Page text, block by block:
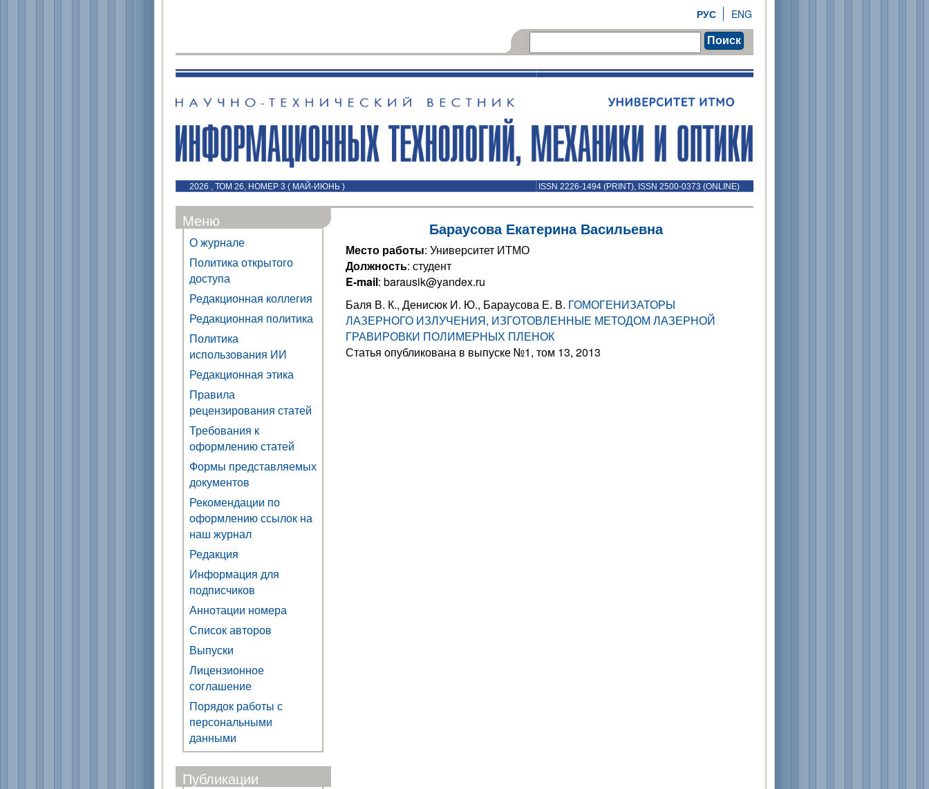
ENG
РУС
Поиск
2026 , ТОМ 26, НОМЕР 3 ( МАЙ-ИЮНЬ ) ISSN 2226-1494 (PRINT), ISSN 2500-0373 (ONLINE)
Меню
О журнале
Политика открытого
доступа
Редакционная коллегия
Редакционная политика
Политика
использования ИИ
Редакционная этика
Правила
рецензирования статей
Требования к
оформлению статей
Формы представляемых
документов
Рекомендации по
оформлению ссылок на
наш журнал
Редакция
Информация для
подписчиков
Аннотации номера
Список авторов
Выпуски
Лицензионное
соглашение
Порядок работы с
персональными
данными
Публикации
Бараусова Екатерина Васильевна
Место работы: Университет ИТМО
Должность: студент
E-mail: barausik@yandex.ru
Баля В. К., Денисюк И. Ю., Бараусова Е. В. ГОМОГЕНИЗАТОРЫ
ЛАЗЕРНОГО ИЗЛУЧЕНИЯ, ИЗГОТОВЛЕННЫЕ МЕТОДОМ ЛАЗЕРНОЙ
ГРАВИРОВКИ ПОЛИМЕРНЫХ ПЛЕНОК
Статья опубликована в выпуске №1, том 13, 2013